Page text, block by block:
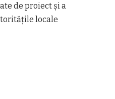
de proiect şi a
locale